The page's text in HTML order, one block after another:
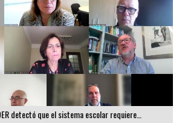
detectó que el sistema escolar requiere…